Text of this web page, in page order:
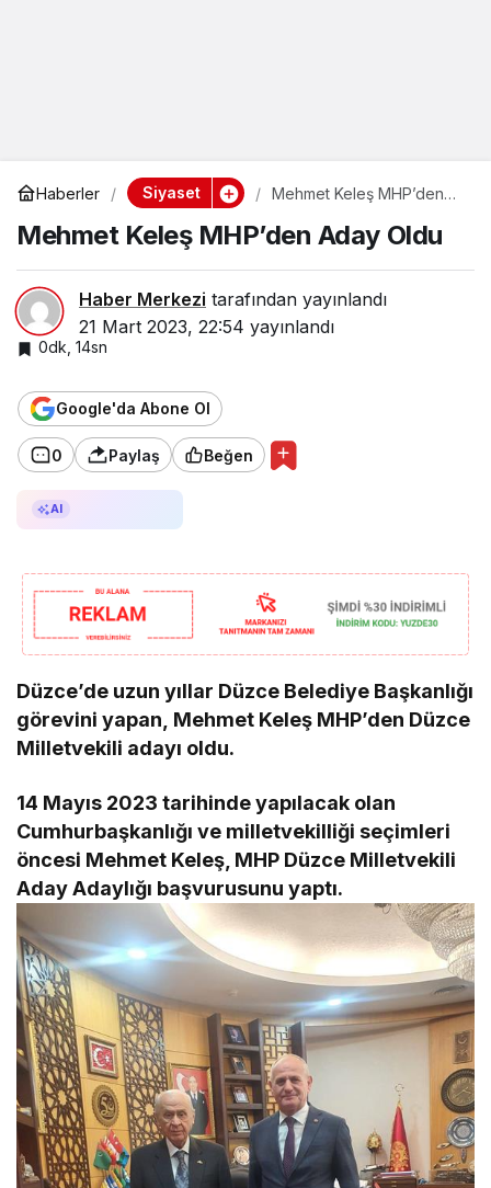
Haberler Siyaset
Mehmet Keleş MHP’den
Mehmet Keleş MHP’den Aday Oldu
Haber Merkezi tarafından yayınlandı
21 Mart 2023, 22:54 yayınlandı
0dk, 14sn
Google'da Abone Ol
0 Paylaş Beğen
AI
Düzce’de uzun yıllar Düzce Belediye Başkanlığı
görevini yapan, Mehmet Keleş MHP’den Düzce
Milletvekili adayı oldu.
14 Mayıs 2023 tarihinde yapılacak olan
Cumhurbaşkanlığı ve milletvekilliği seçimleri
öncesi Mehmet Keleş, MHP Düzce Milletvekili
Aday Adaylığı başvurusunu yaptı.